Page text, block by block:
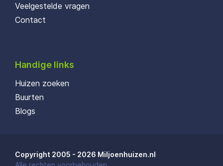
Veelgestelde vragen
Contact
Handige links
Huizen zoeken
Buurten
Blogs
Copyright 2005 - 2026 Miljoenhuizen.nl